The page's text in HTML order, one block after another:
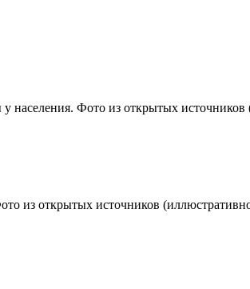
населения. Фото из открытых
из открытых источников